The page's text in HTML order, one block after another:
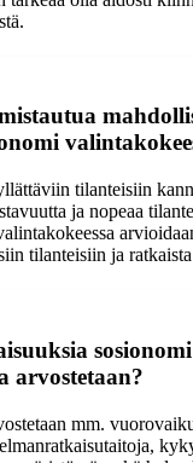
tilanteisiin
ja nopeaa
tilanteisiin ja
sosionomi
arvostetaan?
mm.